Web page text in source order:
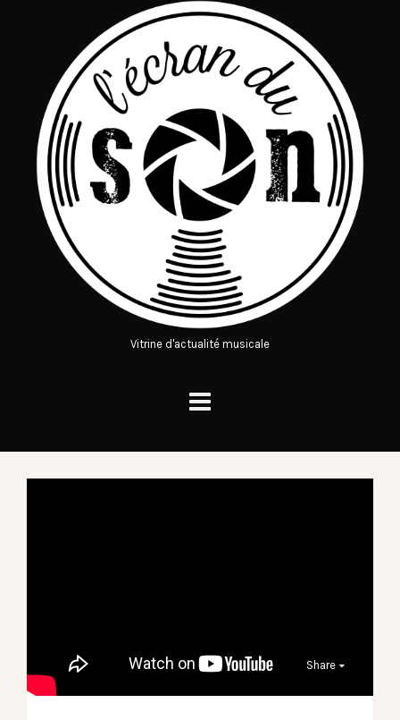
Vitrine d'actualité musicale
Share